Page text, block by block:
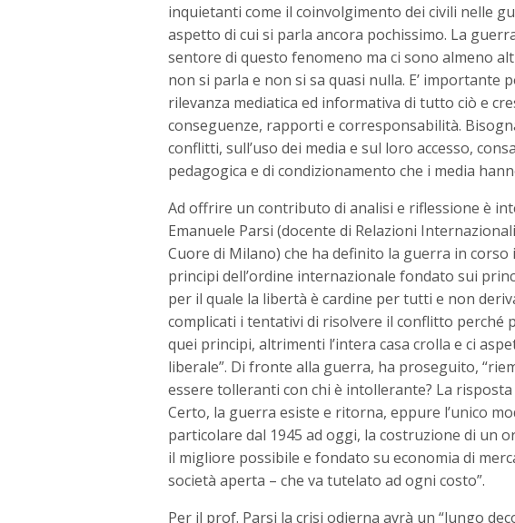
inquietanti come il coinvolgimento dei civili nelle
aspetto di cui si parla ancora pochissimo. La
sentore di questo fenomeno ma ci sono almeno
non si parla e non si sa quasi nulla. E’ importante
rilevanza mediatica ed informativa di tutto ciò e
conseguenze, rapporti e corresponsabilità.
conflitti, sull’uso dei media e sul loro accesso,
pedagogica e di condizionamento che i media
Ad offrire un contributo di analisi e riflessione è
Emanuele Parsi (docente di Relazioni
Cuore di Milano) che ha definito la guerra in corso
principi dell’ordine internazionale fondato sui
per il quale la libertà è cardine per tutti e non
complicati i tentativi di risolvere il conflitto
quei principi, altrimenti l’intera casa crolla e ci
liberale”. Di fronte alla guerra, ha proseguito,
essere tolleranti con chi è intollerante? La
Certo, la guerra esiste e ritorna, eppure l’unico
particolare dal 1945 ad oggi, la costruzione di un
il migliore possibile e fondato su economia di
società aperta – che va tutelato ad ogni costo”.
Per il prof. Parsi la crisi odierna avrà un “lungo